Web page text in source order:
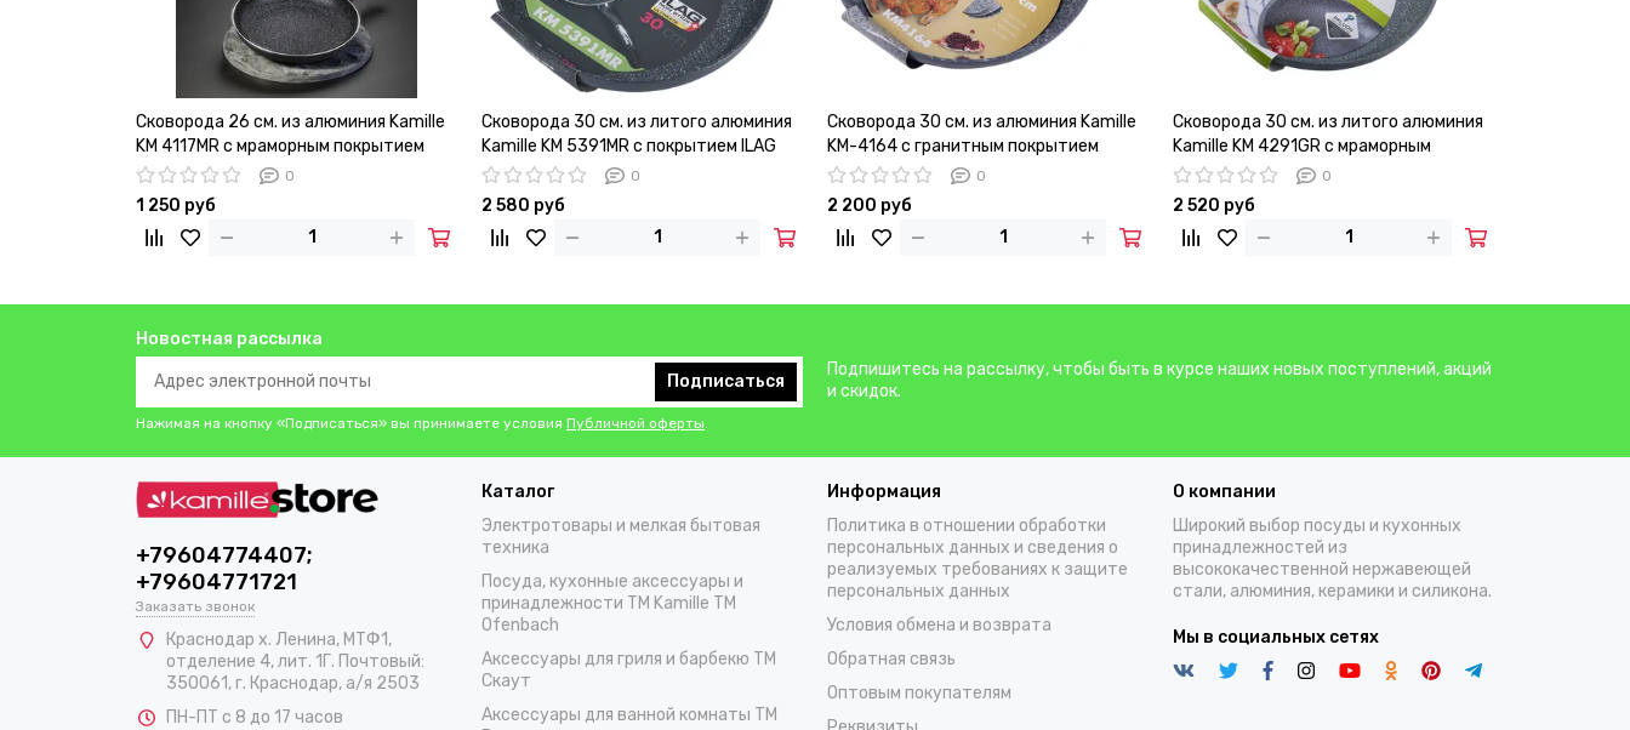
Сковорода 26 см. из алюминия Kamille
KM 4117MR с мраморным покрытием
0
1 250 руб
Сковорода 30 см. из литого алюминия
Kamille KM 5391MR с покрытием ILAG
0
2 580 руб
Сковорода 30 см. из алюминия Kamille
KM-4164 с гранитным покрытием
0
2 200 руб
Сковорода 30 см. из литого алюминия
Kamille KM 4291GR с мраморным
покрытием
0
2 520 руб
Новостная рассылка
Подписаться
Нажимая на кнопку «Подписаться» вы принимаете условия Публичной оферты.
Подпишитесь на рассылку, чтобы быть в курсе наших новых поступлений, акций
и скидок.
+79604774407;
+79604771721
Заказать звонок
Краснодар х. Ленина, МТФ1,
отделение 4, лит. 1Г. Почтовый:
350061, г. Краснодар, а/я 2503
ПН-ПТ с 8 до 17 часов
Каталог
Электротовары и мелкая бытовая
техника
Посуда, кухонные аксессуары и
принадлежности TM Kamille TM
Ofenbach
Аксессуары для гриля и барбекю TM
Скаут
Аксессуары для ванной комнаты TM
Информация
Политика в отношении обработки
персональных данных и сведения о
реализуемых требованиях к защите
персональных данных
Условия обмена и возврата
Обратная связь
Оптовым покупателям
О компании
Широкий выбор посуды и кухонных
принадлежностей из
высококачественной нержавеющей
стали, алюминия, керамики и силикона.
Мы в социальных сетях